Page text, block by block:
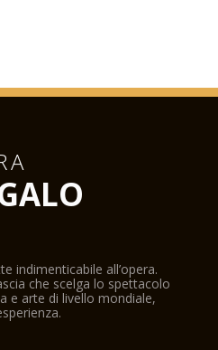
indimenticabile all’opera.
che scelga lo spettacolo
e arte di livello mondiale,